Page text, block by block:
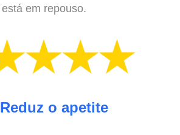
está em repouso.
Reduz o apetite